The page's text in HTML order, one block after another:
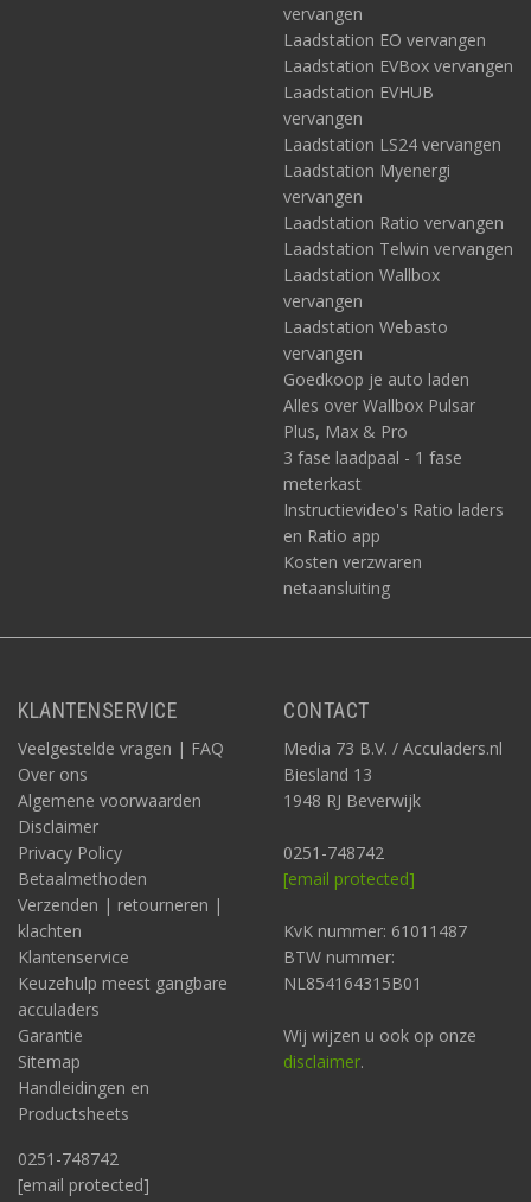
vervangen
Laadstation EO vervangen
Laadstation EVBox vervangen
Laadstation EVHUB
vervangen
Laadstation LS24 vervangen
Laadstation Myenergi
vervangen
Laadstation Ratio vervangen
Laadstation Telwin vervangen
Laadstation Wallbox
vervangen
Laadstation Webasto
vervangen
Goedkoop je auto laden
Alles over Wallbox Pulsar
Plus, Max & Pro
3 fase laadpaal - 1 fase
meterkast
Instructievideo's Ratio laders
en Ratio app
Kosten verzwaren
netaansluiting
KLANTENSERVICE
Veelgestelde vragen | FAQ
Over ons
Algemene voorwaarden
Disclaimer
Privacy Policy
Betaalmethoden
Verzenden | retourneren |
klachten
Klantenservice
Keuzehulp meest gangbare
acculaders
Garantie
Sitemap
Handleidingen en
Productsheets
0251-748742
[email protected]
CONTACT
Media 73 B.V. / Acculaders.nl
Biesland 13
1948 RJ Beverwijk
0251-748742
[email protected]
KvK nummer: 61011487
BTW nummer:
NL854164315B01
Wij wijzen u ook op onze
disclaimer.